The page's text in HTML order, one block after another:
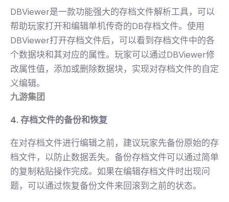
DBViewer是一款功能强大的存档文件解析工具，可以
帮助玩家打开和编辑单机传奇的DB存档文件。使用
DBViewer打开存档文件后，可以看到存档文件中的各
个数据块和其对应的属性。玩家可以通过DBViewer修
改属性值，添加或删除数据块，实现对存档文件的自定
义编辑。
九游集团
4. 存档文件的备份和恢复
在对存档文件进行编辑之前，建议玩家先备份原始的存
档文件，以防止数据丢失。备份存档文件可以通过简单
的复制粘贴操作完成。如果在编辑存档文件时出现问
题，可以通过恢复备份文件来回滚到之前的状态。